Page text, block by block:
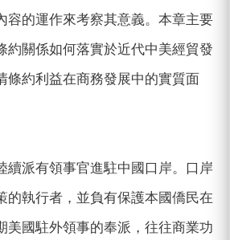
容的運作來考察其意義。本章主要
約關係如何落實於近代中美經貿發
條約利益在商務發展中的實質面
續派有領事官進駐中國口岸。口岸
的執行者，並負有保護本國僑民在
美國駐外領事的奉派，往往商業功